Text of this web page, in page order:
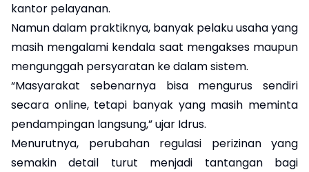
kantor pelayanan.
Namun dalam praktiknya, banyak pelaku usaha yang
masih mengalami kendala saat mengakses maupun
mengunggah persyaratan ke dalam sistem.
“Masyarakat sebenarnya bisa mengurus sendiri
secara online, tetapi banyak yang masih meminta
pendampingan langsung,” ujar Idrus.
Menurutnya, perubahan regulasi perizinan yang
semakin detail turut menjadi tantangan bagi